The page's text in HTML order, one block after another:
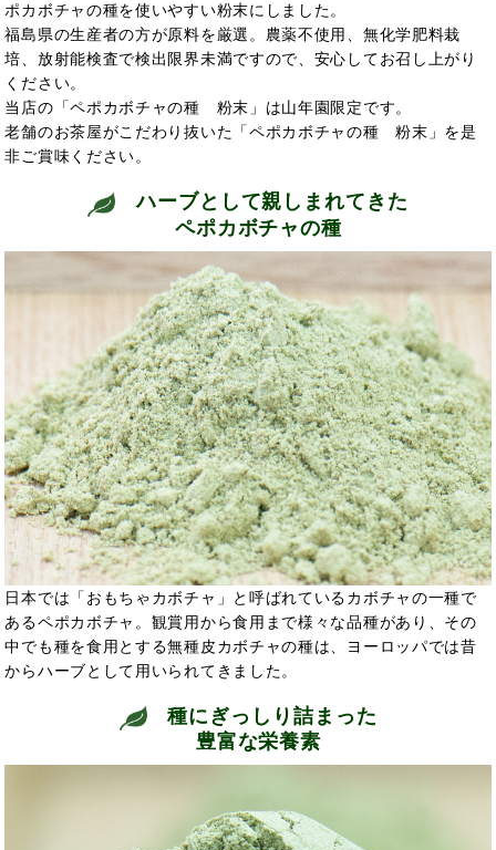
ポカボチャの種を使いやすい粉末にしました。
福島県の生産者の方が原料を厳選。農薬不使用、無化学肥料栽
培、放射能検査で検出限界未満ですので、安心してお召し上がり
ください。
当店の「ペポカボチャの種 粉末」は山年園限定です。
老舗のお茶屋がこだわり抜いた「ペポカボチャの種 粉末」を是
非ご賞味ください。
ハーブとして親しまれてきた
ペポカボチャの種
日本では「おもちゃカボチャ」と呼ばれているカボチャの一種で
あるペポカボチャ。観賞用から食用まで様々な品種があり、その
中でも種を食用とする無種皮カボチャの種は、ヨーロッパでは昔
からハーブとして用いられてきました。
種にぎっしり詰まった
豊富な栄養素